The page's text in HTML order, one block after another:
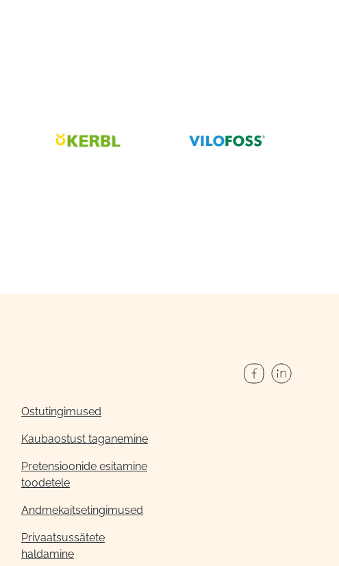
Ostutingimused
Kaubaostust taganemine
Pretensioonide esitamine
toodetele
Andmekaitsetingimused
Privaatsussätete
haldamine